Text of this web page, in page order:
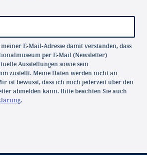
E-Mail-Adresse damit verstanden, dass
per E-Mail (Newsletter)
Ausstellungen sowie sein
zustellt. Meine Daten werden nicht an
ist bewusst, dass ich mich jederzeit über den
abmelden kann. Bitte beachten Sie auch
.